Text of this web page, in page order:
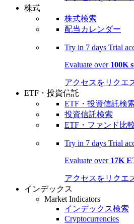
株式
株式検索
配当カレンダー
Try in 7 days Trial
Evaluate over 100K
アクセスをリクエ
ETF・投資信託
ETF・投資信託検
投資信託検索
ETF・ファンド比
Try in 7 days Trial
Evaluate over 17K
アクセスをリクエ
インデックス
Market Indicators
インデックス検索
Cryptocurrencies